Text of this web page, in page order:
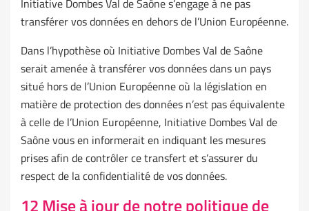
Initiative Dombes Val de Saône s’engage à ne pas
transférer vos données en dehors de l’Union Européenne.
Dans l’hypothèse où Initiative Dombes Val de Saône
serait amenée à transférer vos données dans un pays
situé hors de l’Union Européenne où la législation en
matière de protection des données n’est pas équivalente
à celle de l’Union Européenne, Initiative Dombes Val de
Saône vous en informerait en indiquant les mesures
prises afin de contrôler ce transfert et s’assurer du
respect de la confidentialité de vos données.
12 Mise à jour de notre politique de